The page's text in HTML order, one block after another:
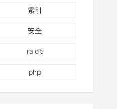
索引
安全
raid5
php